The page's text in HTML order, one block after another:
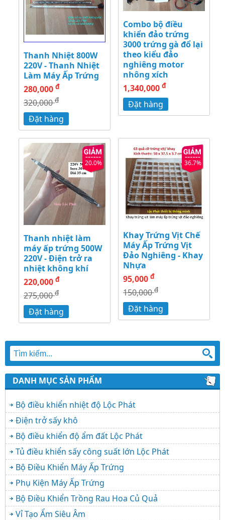
Thanh Nhiệt 800W
220V - Thanh Nhiệt
Làm Máy Ấp Trứng
280,000 đ
320,000đ
Đặt hàng
Combo bộ điều
khiển đảo trứng
3000 trứng gà đổ lại
theo kiểu đảo
nghiêng motor
nhông xích
1,340,000 đ
Đặt hàng
20.0%
Thanh nhiệt làm
máy ấp trứng 500W
220V - Điện trở ra
nhiệt không khí
220,000 đ
275,000đ
Đặt hàng
36.7%
Khay Trứng Vịt Chế
Máy Ấp Trứng Vịt
Đảo Nghiêng - Khay
Nhựa
95,000 đ
150,000đ
Đặt hàng
DANH MỤC SẢN PHẨM
Bộ điều khiển nhiệt độ Lộc Phát
Điện trở sấy khô
Bộ điều khiển độ ẩm đất Lộc Phát
Tủ điều khiển sấy công suất lớn Lộc Phát
Bộ Điều Khiển Máy Ấp Trứng
Phụ Kiện Máy Ấp Trứng
Bộ Điều Khiển Trồng Rau Hoa Củ Quả
Vỉ Tạo Ẩm Siêu Âm